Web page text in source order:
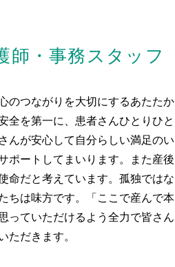
師・事務スタッフ
のつながりを大切にするあたたか
全を第一に、患者さんひとりひと
んが安心して自分らしい満足のい
ポートしてまいります。また産後
命だと考えています。孤独ではな
ちは味方です。「ここで産んで本
っていただけるよう全力で皆さん
ただきます。